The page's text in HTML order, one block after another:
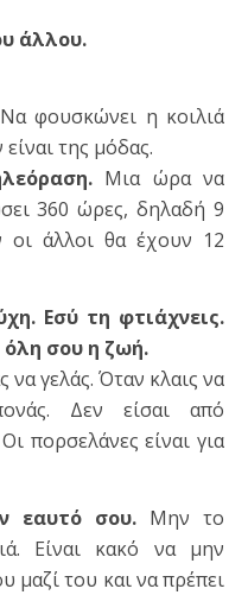
άλλου.
Να φουσκώνει η κοιλιά
της μόδας.
Μια ώρα να
360 ώρες, δηλαδή 9
οι άλλοι θα έχουν 12
Εσύ τη φτιάχνεις.
σου η ζωή.
να γελάς. Όταν κλαις να
Δεν είσαι από
πορσελάνες είναι για
εαυτό σου.Μην το
Είναι κακό να μην
μαζί του και να πρέπει